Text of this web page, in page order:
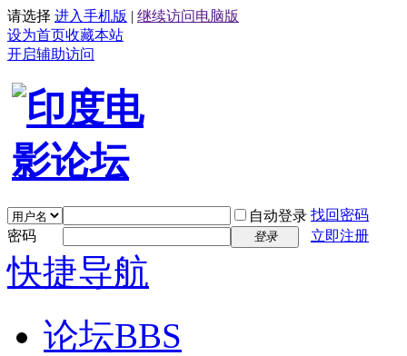
请选择 进入手机版 | 继续访问电脑版
设为首页收藏本站
开启辅助访问
自动登录 找回密码
密码
登录 立即注册
快捷导航
论坛BBS